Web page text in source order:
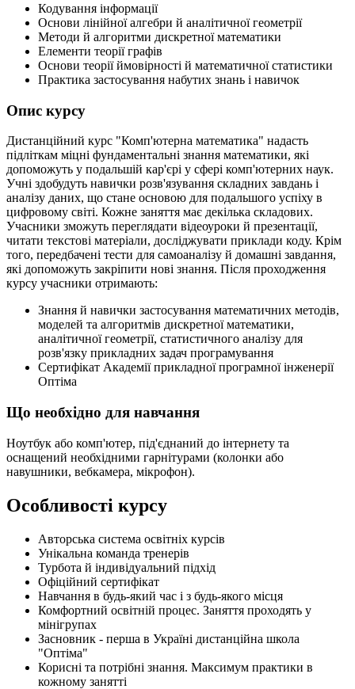
Кодування інформації
Основи лінійної алгебри й аналітичної геометрії
Методи й алгоритми дискретної математики
Елементи теорії графів
Основи теорії ймовірності й математичної статистики
Практика застосування набутих знань і навичок
Опис курсу
Дистанційний курс "Комп'ютерна математика" надасть
підліткам міцні фундаментальні знання математики, які
допоможуть у подальшій кар'єрі у сфері комп'ютерних наук.
Учні здобудуть навички розв'язування складних завдань і
аналізу даних, що стане основою для подальшого успіху в
цифровому світі. Кожне заняття має декілька складових.
Учасники зможуть переглядати відеоуроки й презентації,
читати текстові матеріали, досліджувати приклади коду. Крім
того, передбачені тести для самоаналізу й домашні завдання,
які допоможуть закріпити нові знання. Після проходження
курсу учасники отримають:
Знання й навички застосування математичних методів,
моделей та алгоритмів дискретної математики,
аналітичної геометрії, статистичного аналізу для
розв'язку прикладних задач програмування
Сертифікат Академії прикладної програмної інженерії
Оптіма
Що необхідно для навчання
Ноутбук або комп'ютер, під'єднаний до інтернету та
оснащений необхідними гарнітурами (колонки або
навушники, вебкамера, мікрофон).
Особливості курсу
Авторська система освітніх курсів
Унікальна команда тренерів
Турбота й індивідуальний підхід
Офіційний сертифікат
Навчання в будь-який час і з будь-якого місця
Комфортний освітній процес. Заняття проходять у
мінігрупах
Засновник - перша в Україні дистанційна школа
"Оптіма"
Корисні та потрібні знання. Максимум практики в
кожному занятті